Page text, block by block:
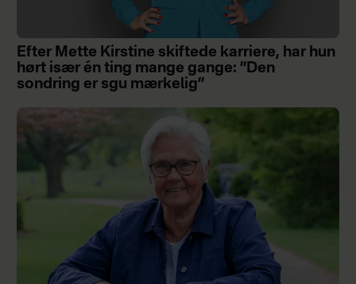
Efter Mette Kirstine skiftede karriere, har hun
hørt især én ting mange gange: ”Den
sondring er sgu mærkelig”